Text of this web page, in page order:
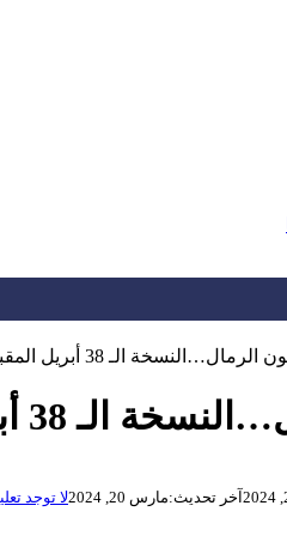
الـ 38 أبريل المقبل بالصحراء المغربية …
المقبل بالصحراء المغربية …
آخر تحديث:مارس 20, 2024 لا توجد